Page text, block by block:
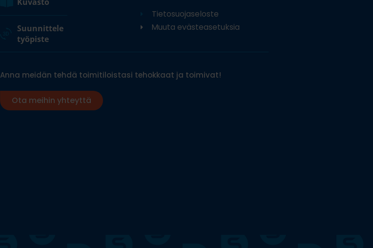
Suunnittele
työpiste
Tietosuojaseloste
Muuta evästeasetuksia
Anna meidän tehdä toimitiloistasi tehokkaat ja toimivat!
Ota meihin yhteyttä